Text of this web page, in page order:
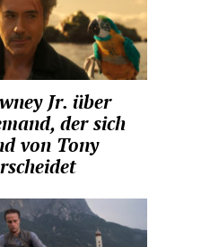
Jr. über
der sich
von Tony